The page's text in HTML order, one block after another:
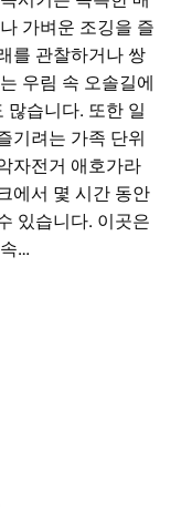
가벼운 조깅을 즐
를 관찰하거나 쌍
우림 속 오솔길에
많습니다. 또한 일
기려는 가족 단위
자전거 애호가라
에서 몇 시간 동안
있습니다. 이곳은
…
터 올리브빛 유칼
운 다양성을 자랑
시키는 독특한 매
경으로 새를 관찰